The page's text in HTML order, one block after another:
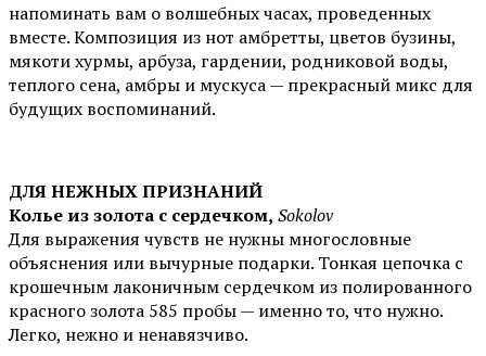
напоминать вам о волшебных часах, проведенных
вместе. Композиция из нот амбретты, цветов бузины,
мякоти хурмы, арбуза, гардении, родниковой воды,
теплого сена, амбры и мускуса — прекрасный микс для
будущих воспоминаний.
ДЛЯ НЕЖНЫХ ПРИЗНАНИЙ
Колье из золота с сердечком, Sokolov
Для выражения чувств не нужны многословные
объяснения или вычурные подарки. Тонкая цепочка с
крошечным лаконичным сердечком из полированного
красного золота 585 пробы — именно то, что нужно.
Легко, нежно и ненавязчиво.